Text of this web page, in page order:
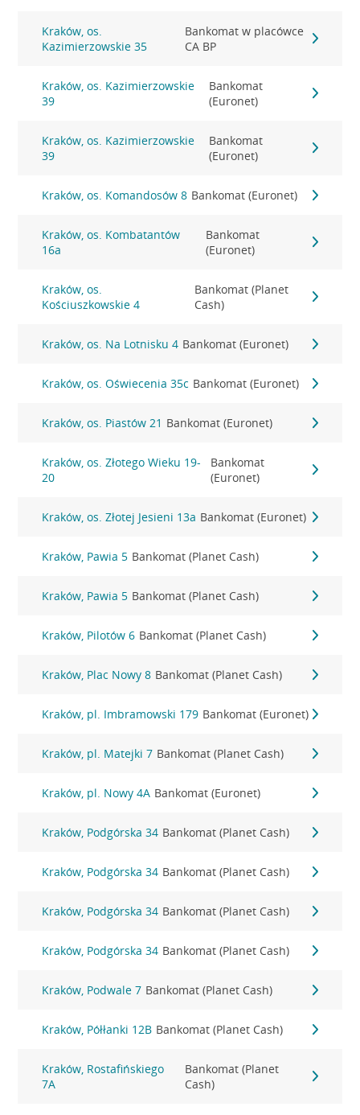
Kraków, os.
Kazimierzowskie 35
Bankomat w placówce
CA BP
Kraków, os. Kazimierzowskie
39
Bankomat
(Euronet)
Kraków, os. Kazimierzowskie
39
Bankomat
(Euronet)
Kraków, os. Komandosów 8 Bankomat (Euronet)
Kraków, os. Kombatantów
16a
Bankomat
(Euronet)
Kraków, os.
Kościuszkowskie 4
Bankomat (Planet
Cash)
Kraków, os. Na Lotnisku 4 Bankomat (Euronet)
Kraków, os. Oświecenia 35c Bankomat (Euronet)
Kraków, os. Piastów 21 Bankomat (Euronet)
Kraków, os. Złotego Wieku 19-
20
Bankomat
(Euronet)
Kraków, os. Złotej Jesieni 13a Bankomat (Euronet)
Kraków, Pawia 5 Bankomat (Planet Cash)
Kraków, Pawia 5 Bankomat (Planet Cash)
Kraków, Pilotów 6 Bankomat (Planet Cash)
Kraków, Plac Nowy 8 Bankomat (Planet Cash)
Kraków, pl. Imbramowski 179 Bankomat (Euronet)
Kraków, pl. Matejki 7 Bankomat (Planet Cash)
Kraków, pl. Nowy 4A Bankomat (Euronet)
Kraków, Podgórska 34 Bankomat (Planet Cash)
Kraków, Podgórska 34 Bankomat (Planet Cash)
Kraków, Podgórska 34 Bankomat (Planet Cash)
Kraków, Podgórska 34 Bankomat (Planet Cash)
Kraków, Podwale 7 Bankomat (Planet Cash)
Kraków, Półłanki 12B Bankomat (Planet Cash)
Kraków, Rostafińskiego
7A
Bankomat (Planet
Cash)